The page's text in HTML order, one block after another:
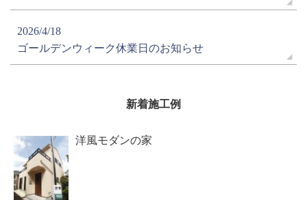
2026/4/18
ゴールデンウィーク休業日のお知らせ
新着施工例
洋風モダンの家